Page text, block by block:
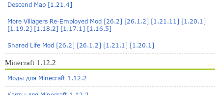
Descend Map [1.21.4]
More Villagers Re-Employed Mod [26.2] [26.1.2] [1.21.11] [1.20.1]
[1.19.2] [1.18.2] [1.17.1] [1.16.5]
Shared Life Mod [26.2] [26.1.2] [1.21.1] [1.20.1]
Minecraft 1.12.2
Моды для Minecraft 1.12.2